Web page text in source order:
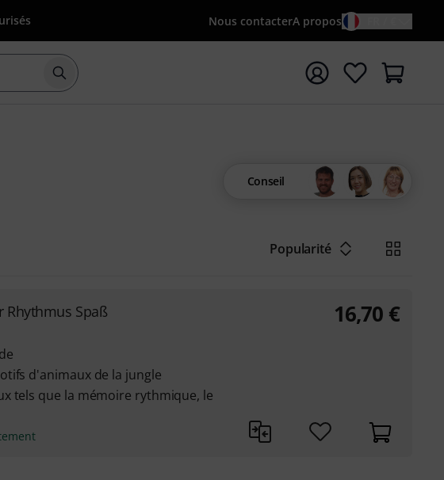
Nous contacterA propos
Démarrer la recherche avec le terme de recherche
Conseil
Popularité
Rhythmus Spaß
d'animaux de la jungle
tels que la mémoire rythmique, le
16,70 €